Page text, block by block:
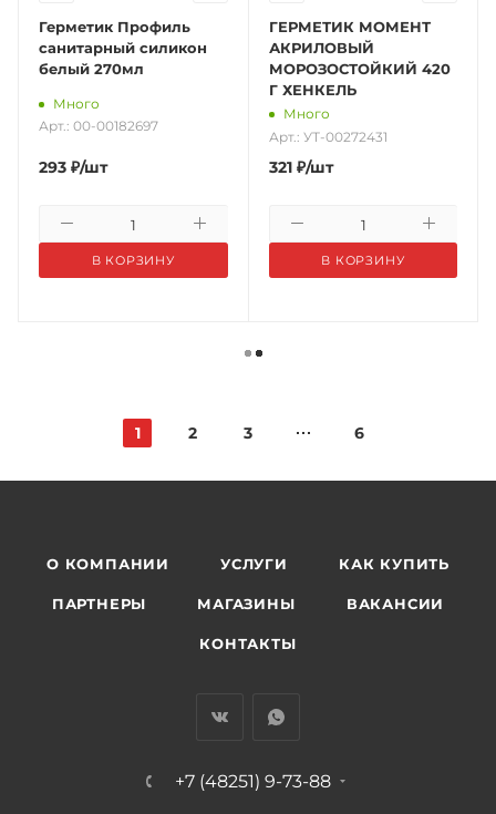
Герметик Профиль
санитарный силикон
белый 270мл
Много
Арт.: 00-00182697
293 ₽/шт
В КОРЗИНУ
ГЕРМЕТИК МОМЕНТ
АКРИЛОВЫЙ
МОРОЗОСТОЙКИЙ 420
Г ХЕНКЕЛЬ
Много
Арт.: УТ-00272431
321₽/шт
В КОРЗИНУ
1 2 3 6
О КОМПАНИИ УСЛУГИ КАК КУПИТЬ
ПАРТНЕРЫ МАГАЗИНЫ ВАКАНСИИ
КОНТАКТЫ
+7 (48251) 9-73-88